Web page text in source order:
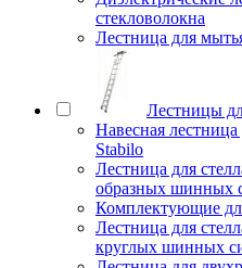
стекловолокна
Лестница для
Лестницы
Навесная
Stabilo
Лестница для
образных шинных
Комплектующие
Лестница для
круглых шинных